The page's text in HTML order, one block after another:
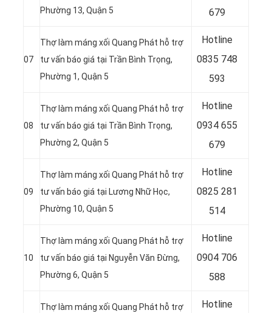
Phường 13, Quận 5
679
07
Thợ làm máng xối Quang Phát hỗ trợ
tư vấn báo giá tại Trần Bình Trọng,
Phường 1, Quận 5
Hotline
0835 748
593
08
Thợ làm máng xối Quang Phát hỗ trợ
tư vấn báo giá tại Trần Bình Trọng,
Phường 2, Quận 5
Hotline
0934 655
679
09
Thợ làm máng xối Quang Phát hỗ trợ
tư vấn báo giá tại Lương Nhữ Học,
Phường 10, Quận 5
Hotline
0825 281
514
10
Thợ làm máng xối Quang Phát hỗ trợ
tư vấn báo giá tại Nguyễn Văn Đừng,
Phường 6, Quận 5
Hotline
0904 706
588
Thợ làm máng xối Quang Phát hỗ trợ
Hotline